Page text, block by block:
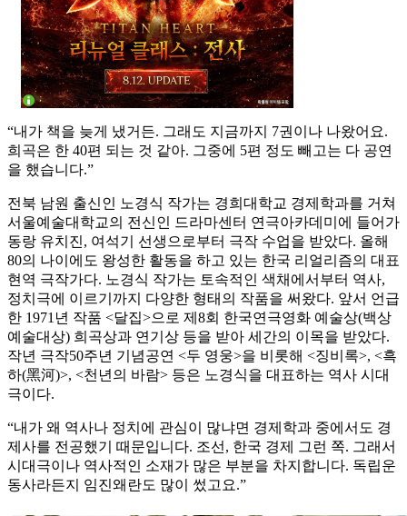
“내가 책을 늦게 냈거든. 그래도 지금까지 7권이나 나왔어요.
희곡은 한 40편 되는 것 같아. 그중에 5편 정도 빼고는 다 공연
을 했습니다.”
전북 남원 출신인 노경식 작가는 경희대학교 경제학과를 거쳐
서울예술대학교의 전신인 드라마센터 연극아카데미에 들어가
동랑 유치진, 여석기 선생으로부터 극작 수업을 받았다. 올해
80의 나이에도 왕성한 활동을 하고 있는 한국 리얼리즘의 대표
현역 극작가다. 노경식 작가는 토속적인 색채에서부터 역사,
정치극에 이르기까지 다양한 형태의 작품을 써왔다. 앞서 언급
한 1971년 작품 <달집>으로 제8회 한국연극영화 예술상(백상
예술대상) 희곡상과 연기상 등을 받아 세간의 이목을 받았다.
작년 극작50주년 기념공연 <두 영웅>을 비롯해 <징비록>, <흑
하(黑河)>, <천년의 바람> 등은 노경식을 대표하는 역사 시대
극이다.
“내가 왜 역사나 정치에 관심이 많냐면 경제학과 중에서도 경
제사를 전공했기 때문입니다. 조선, 한국 경제 그런 쪽. 그래서
시대극이나 역사적인 소재가 많은 부분을 차지합니다. 독립운
동사라든지 임진왜란도 많이 썼고요.”